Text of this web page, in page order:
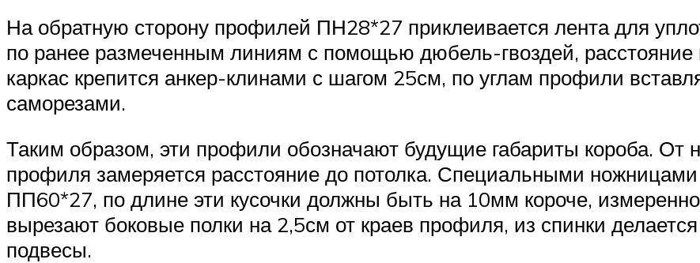
На обратную сторону профилей ПН28*27 приклеивается лента для
по ранее размеченным линиям с помощью дюбель-гвоздей,
каркас крепится анкер-клинами с шагом 25см, по углам профили
саморезами.
Таким образом, эти профили обозначают будущие габариты короба. От
профиля замеряется расстояние до потолка. Специальными
ПП60*27, по длине эти кусочки должны быть на 10мм короче,
вырезают боковые полки на 2,5см от краев профиля, из спинки
подвесы.